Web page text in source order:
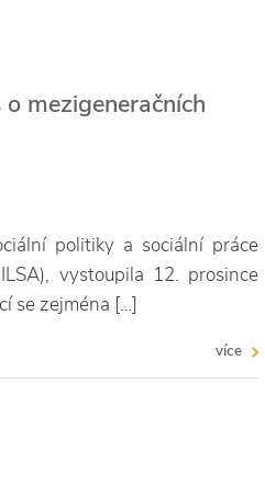
mezigeneračních
politiky a sociální práce
vystoupila 12. prosince
se zejména […]
více